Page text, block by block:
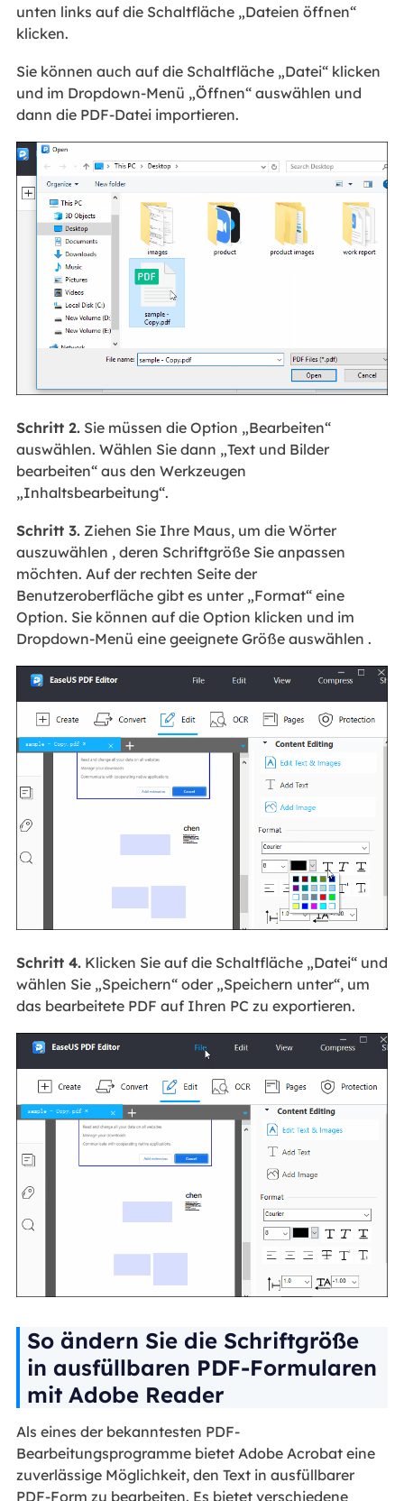
unten links auf die Schaltfläche „Dateien öffnen“
klicken.
Sie können auch auf die Schaltfläche „Datei“ klicken
und im Dropdown-Menü „Öffnen“ auswählen und
dann die PDF-Datei importieren.
Schritt 2.Sie müssen die Option „Bearbeiten“
auswählen. Wählen Sie dann „Text und Bilder
bearbeiten“ aus den Werkzeugen
„Inhaltsbearbeitung“.
Schritt 3.Ziehen Sie Ihre Maus, um die Wörter
auszuwählen , deren Schriftgröße Sie anpassen
möchten. Auf der rechten Seite der
Benutzeroberfläche gibt es unter „Format“ eine
Option. Sie können auf die Option klicken und im
Dropdown-Menü eine geeignete Größe auswählen .
Schritt 4.Klicken Sie auf die Schaltfläche „Datei“ und
wählen Sie „Speichern“ oder „Speichern unter“, um
das bearbeitete PDF auf Ihren PC zu exportieren.
So ändern Sie die Schriftgröße
in ausfüllbaren PDF-Formularen
mit Adobe Reader
Als eines der bekanntesten PDF-
Bearbeitungsprogramme bietet Adobe Acrobat eine
zuverlässige Möglichkeit, den Text in ausfüllbarer
PDF-Form zu bearbeiten. Es bietet verschiedene